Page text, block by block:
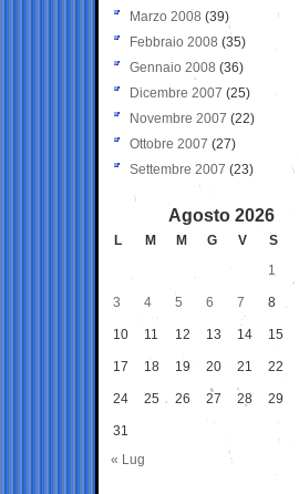
Marzo 2008 (39)
Febbraio 2008 (35)
Gennaio 2008 (36)
Dicembre 2007 (25)
Novembre 2007 (22)
Ottobre 2007 (27)
Settembre 2007 (23)
Agosto 2026
L M M G V S
1
3 4 5 6 7 8
10 11 12 13 14 15
17 18 19 20 21 22
24 25 26 27 28 29
31
« Lug